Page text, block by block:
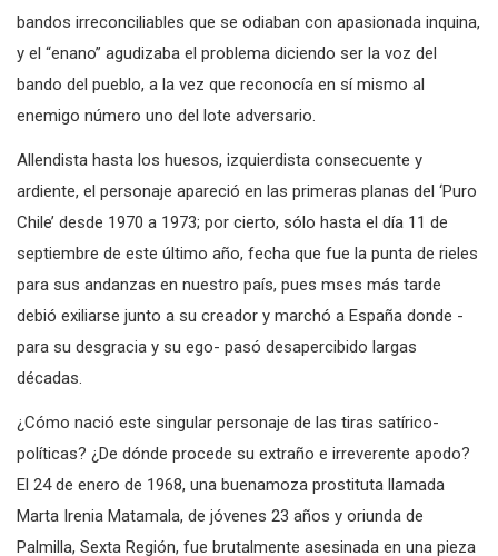
representado el Chile de entonces, un país dividido en dos
bandos irreconciliables que se odiaban con apasionada inquina,
y el “enano” agudizaba el problema diciendo ser la voz del
bando del pueblo, a la vez que reconocía en sí mismo al
Allendista hasta los huesos, izquierdista consecuente y
ardiente, el personaje apareció en las primeras planas del ‘Puro
Chile’ desde 1970 a 1973; por cierto, sólo hasta el día 11 de
septiembre de este último año, fecha que fue la punta de rieles
para sus andanzas en nuestro país, pues mses más tarde
debió exiliarse junto a su creador y marchó a España donde -
para su desgracia y su ego- pasó desapercibido largas
¿Cómo nació este singular personaje de las tiras satírico-
políticas? ¿De dónde procede su extraño e irreverente apodo?
El 24 de enero de 1968, una buenamoza prostituta llamada
Marta Irenia Matamala, de jóvenes 23 años y oriunda de